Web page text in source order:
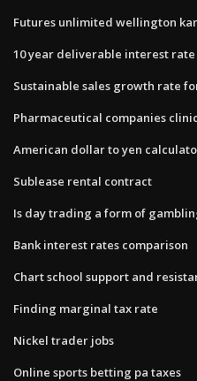
Futures unlimited wellington
10 year deliverable interest
Sustainable sales growth rate
Pharmaceutical companies
American dollar to yen
Sublease rental contract
Is day trading a form of
Bank interest rates comparison
Chart school support and
Finding marginal tax rate
Nickel trader jobs
Online sports betting pa taxes